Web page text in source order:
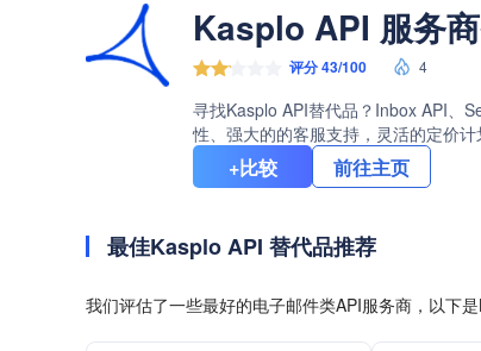
Kasplo API 服务商
评分 43/100 4
寻找Kasplo API替代品？Inbox API、
性、强大的的客服支持，灵活的定价
+比较 前往主页
最佳Kasplo API 替代品推荐
我们评估了一些最好的电子邮件类API服务商，以下